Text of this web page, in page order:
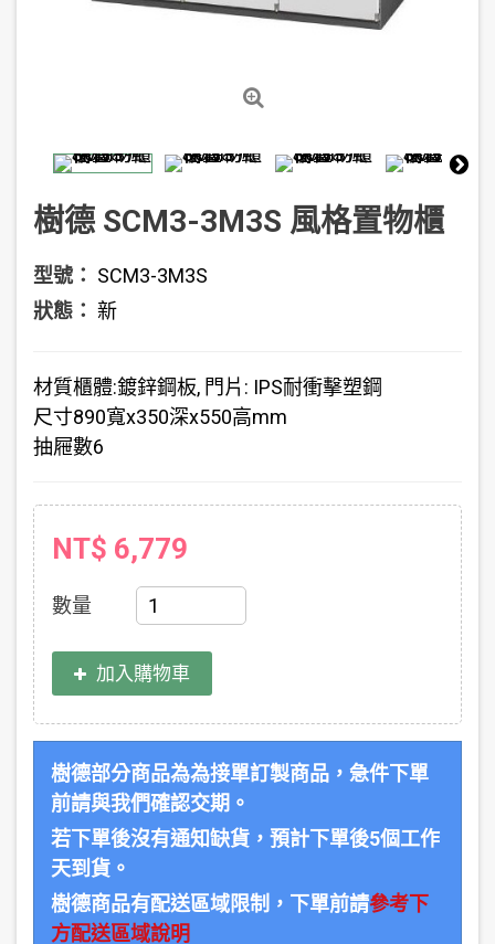
樹德 SCM3-3M3S 風格置物櫃
型號： SCM3-3M3S
狀態： 新
材質櫃體:鍍鋅鋼板, 門片: IPS耐衝擊塑鋼
尺寸890寬x350深x550高mm
抽屜數6
NT$ 6,779
數量
加入購物車
樹德部分商品為為接單訂製商品，急件下單
前請與我們確認交期。
若下單後沒有通知缺貨，預計下單後5個工作
天到貨。
樹德商品有配送區域限制，下單前請參考下
方配送區域說明